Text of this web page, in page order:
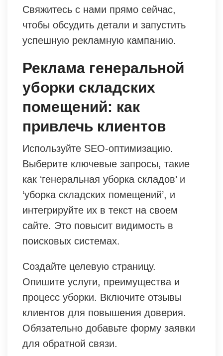
Свяжитесь с нами прямо сейчас,
чтобы обсудить детали и запустить
успешную рекламную кампанию.
Реклама генеральной
уборки складских
помещений: как
привлечь клиентов
Используйте SEO-оптимизацию.
Выберите ключевые запросы, такие
как ‘генеральная уборка складов’ и
‘уборка складских помещений’, и
интегрируйте их в текст на своем
сайте. Это повысит видимость в
поисковых системах.
Создайте целевую страницу.
Опишите услуги, преимущества и
процесс уборки. Включите отзывы
клиентов для повышения доверия.
Обязательно добавьте форму заявки
для обратной связи.